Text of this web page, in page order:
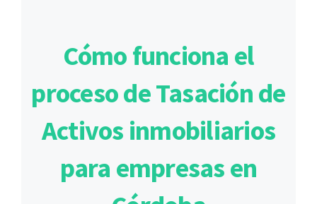
Cómo funciona el
proceso de Tasación de
Activos inmobiliarios
para empresas en